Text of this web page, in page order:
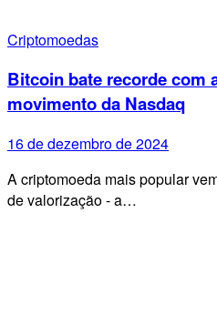
Criptomoedas
Bitcoin bate recorde com
movimento da Nasdaq
16 de dezembro de 2024
A criptomoeda mais popular
de valorização - a…